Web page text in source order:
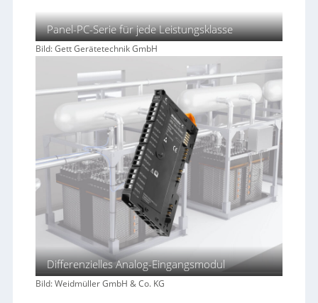
Panel-PC-Serie für jede Leistungsklasse
Bild: Gett Gerätetechnik GmbH
Differenzielles Analog-Eingangsmodul
Bild: Weidmüller GmbH & Co. KG